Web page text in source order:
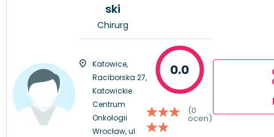
ski
Chirurg
Katowice,
Raciborska 27,
Katowickie
Centrum
Onkologii
Wrocław, ul.
0.0
(0
ocen)